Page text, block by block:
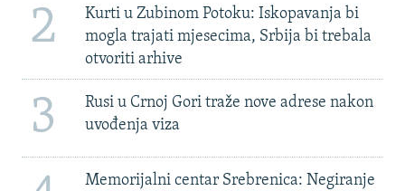
2
Kurti u Zubinom Potoku: Iskopavanja bi
mogla trajati mjesecima, Srbija bi trebala
otvoriti arhive
3
Rusi u Crnoj Gori traže nove adrese nakon
uvođenja viza
Memorijalni centar Srebrenica: Negiranje